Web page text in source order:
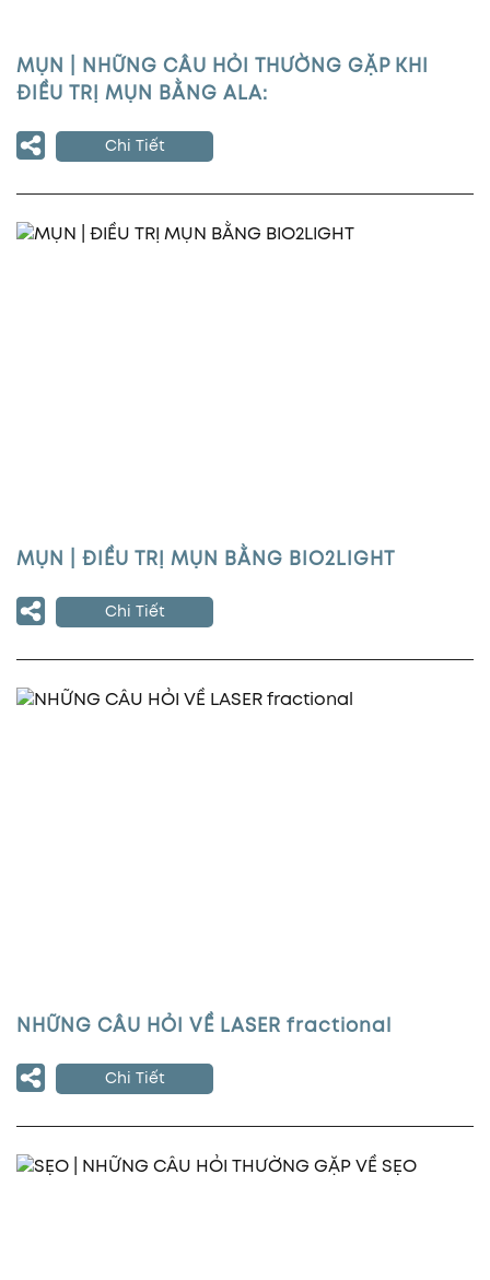
MỤN | NHỮNG CÂU HỎI THƯỜNG GẶP KHI
ĐIỀU TRỊ MỤN BẰNG ALA:
Chi Tiết
MỤN | ĐIỀU TRỊ MỤN BẰNG BIO2LIGHT
Chi Tiết
NHỮNG CÂU HỎI VỀ LASER fractional
Chi Tiết